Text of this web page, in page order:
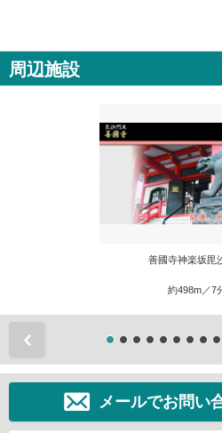
周辺施設
善國寺神楽坂毘
約498m／7
メールでお問い